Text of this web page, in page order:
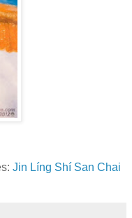
Jin Líng Shí San Chai